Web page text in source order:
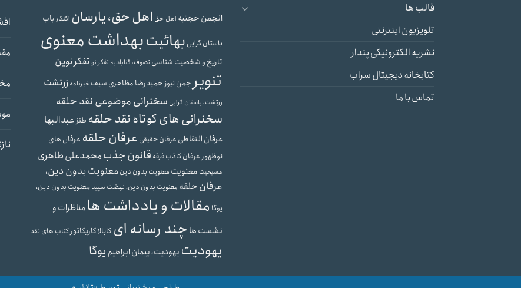
قالب ها
تلویزیون اینترنتی
نشریه الکترونیکی پندار
کتابخانه دیجیتال سراب
تماس با ما
انجمن حجتیه اهل حق اهل حق، یارسان اکنکارباب
باستان گرایی بهائیتبهداشت معنوی
تاریخ و شخصیت شناسی تصوف، گنابادیه تفکر نوتفکر نوین
تنویر جمن نیوزحمیدرضا مظاهری سیفخبرنامهزرتشت
زرتشت، باستان گرایی سخنرانی موضوعی نقد حلقه
سخنرانی های کوتاه نقد حلقه طنزعبدالبها
عرفان التقاطی عرفان حقیقی عرفان حلقه عرفان های
نوظهور عرفان کاذبفرقه قانون جذبمحمدعلی طاهری
مسیحیت معنویت معنویت بدون دین معنویت بدون دین،
عرفان حلقه معنویت بدون دین، نهضت سپیدمعنویت بدون دین،
یوگا مقالات و یادداشت هامناظرات و
نشست ها چند رسانه ای کابالاکاریکاتور کتاب های نقد
یهودیت یهودیت، پیمان ابراهیم یوگا